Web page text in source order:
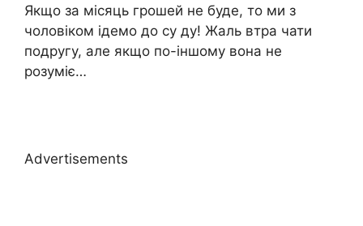
Якщо за місяць грошей не буде, то ми з
чоловіком ідемо до су ду! Жаль втра чати
подругу, але якщо по-іншому вона не
розуміє…
Advertisements